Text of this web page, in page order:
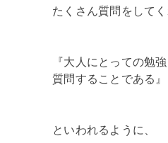
たくさん質問をしてく
『大人にとっての勉強
質問することである』
といわれるように、